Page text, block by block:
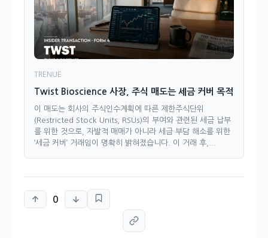
TRENUE
Twist Bioscience 사장, 주식 매도는 세금 커버 목적
이 매도는 회사의 주식인수계획에 따른 제한주식단위
(Restricted Stock Units, RSUs)의 부여와 관련된 세금 납부
를 위한 것으로, 자발적 매매가 아니라 세금 부담 해소를 위한
‘세금 커버’ 거래임이 명확히 밝혀졌습니다. 이 거래 후,...
0